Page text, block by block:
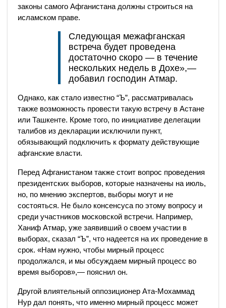
законы самого Афганистана должны строиться на
исламском праве.
Следующая межафганская
встреча будет проведена
достаточно скоро — в течение
нескольких недель в Дохе»,—
добавил господин Атмар.
Однако, как стало известно “Ъ”, рассматривалась
также возможность провести такую встречу в Астане
или Ташкенте. Кроме того, по инициативе делегации
талибов из декларации исключили пункт,
обязывающий подключить к формату действующие
афганские власти.
Перед Афганистаном также стоит вопрос проведения
президентских выборов, которые назначены на июль,
но, по мнению экспертов, выборы могут и не
состояться. Не было консенсуса по этому вопросу и
среди участников московской встречи. Например,
Ханиф Атмар, уже заявивший о своем участии в
выборах, сказал “Ъ”, что надеется на их проведение в
срок. «Нам нужно, чтобы мирный процесс
продолжался, и мы обсуждаем мирный процесс во
время выборов»,— пояснил он.
Другой влиятельный оппозиционер Ата-Мохаммад
Нур дал понять, что именно мирный процесс может